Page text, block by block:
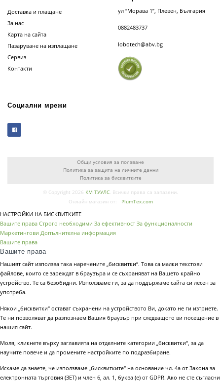
Доставка и плащане
За нас
Карта на сайта
Пазаруване на изплащане
Сервиз
Контакти
ул “Морава 1”, Плевен, България
0882483737
lobotech@abv.bg
Социални мрежи
Общи условия за ползване
Политика за защита на личните данни
Политика за бисквитките
© Copyright 2026 КМ ТУУЛС. Всички права са запазени.
Онлайн магазин от:
PlumTex.com
НАСТРОЙКИ НА БИСКВИТКИТЕ
Вашите права Строго необходими За ефективност За функционалности
Маркетингови Допълнителна информация
Вашите права
Вашите права
Нашият сайт използва така наречените „бисквитки“. Това са малки текстови
файлове, които се зареждат в браузъра и се съхраняват на Вашето крайно
устройство. Те са безобидни. Използваме ги, за да поддържаме сайта си лесен за
употреба.
Някои „бисквитки“ остават съхранени на устройството Ви, докато не ги изтриете.
Те ни позволяват да разпознаем Вашия браузър при следващото ви посещение в
нашия сайт.
Моля, кликнете върху заглавията на отделните категории „бисквитки“, за да
научите повече и да промените настройките по подразбиране.
Искаме да знаете, че използваме „бисквитките“ на основание чл. 4а от Закона за
електронната търговия (ЗЕТ) и член 6, ал. 1, буква (е) от GDPR. Ако не сте съгласни